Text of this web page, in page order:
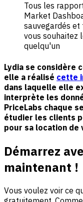
Tous les
Market
sauvegardés et
vous souhaitez
quelqu'un
Lydia se considère
elle a réalisé cette
dans laquelle elle
interprète les
PriceLabs chaque
étudier les clients
pour sa location de
Démarrez
maintenant !
Vous voulez voir ce